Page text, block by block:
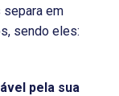
em
sendo eles:
pela sua